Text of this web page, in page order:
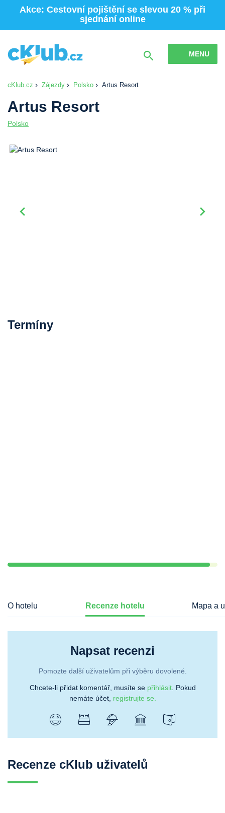
Akce: Cestovní pojištění se slevou 20 % při
sjednání online
MENU
cKlub.cz Zájezdy Polsko Artus Resort
Artus Resort
Polsko
Termíny
O hotelu Recenze hotelu Mapa a
Napsat recenzi
Pomozte další uživatelům při výběru dovolené.
Chcete-li přidat komentář, musíte se přihlásit. Pokud
nemáte účet, registrujte se.
Recenze cKlub uživatelů